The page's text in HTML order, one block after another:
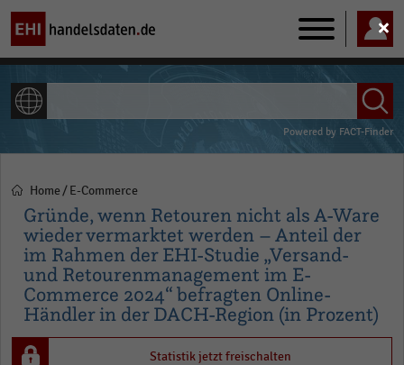
Main
navigation
Powered by FACT-Finder
Pfadnavigation
Home E-Commerce
Gründe, wenn Retouren nicht als A-Ware
wieder vermarktet werden – Anteil der
im Rahmen der EHI-Studie „Versand-
und Retourenmanagement im E-
Commerce 2024“ befragten Online-
Händler in der DACH-Region (in Prozent)
Statistik jetzt freischalten